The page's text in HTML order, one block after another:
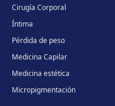
Cirugía Corporal
Íntima
Pérdida de peso
Medicina Capilar
Medicina estética
Micropigmentación